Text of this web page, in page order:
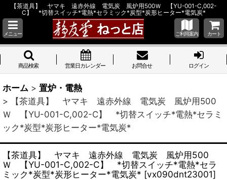
【茶道具】 ヤマキ 遠赤外線 電気炭 風炉用500Ｗ 【YU-001-C,002-
C】 *切替スイッチ*電熱*セラミック*炭型*炭形ヒーター*電気炭*
メニュー ご利用案内 カート
商品検索 営業日カレンダー お問合せ ログイン
ホーム > 置炉・電熱
>
【茶道具】 ヤマキ 遠赤外線 電気炭 風炉用500
Ｗ 【YU-001-C,002-C】 *切替スイッチ*電熱*セラミ
ック*炭型*炭形ヒーター*電気炭*
【茶道具】 ヤマキ 遠赤外線 電気炭 風炉用500
Ｗ 【YU-001-C,002-C】 *切替スイッチ*電熱*セラ
ミック*炭型*炭形ヒーター*電気炭* [vx090dnt23001]